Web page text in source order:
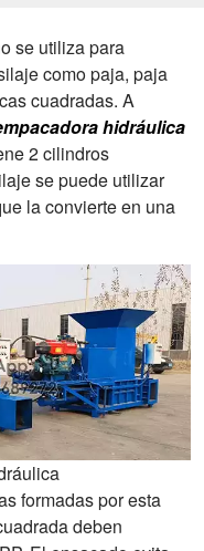
se utiliza para
como paja, paja
cuadradas. A
hidráulica
2 cilindros
se puede utilizar
la convierte en una
formadas por esta
deben